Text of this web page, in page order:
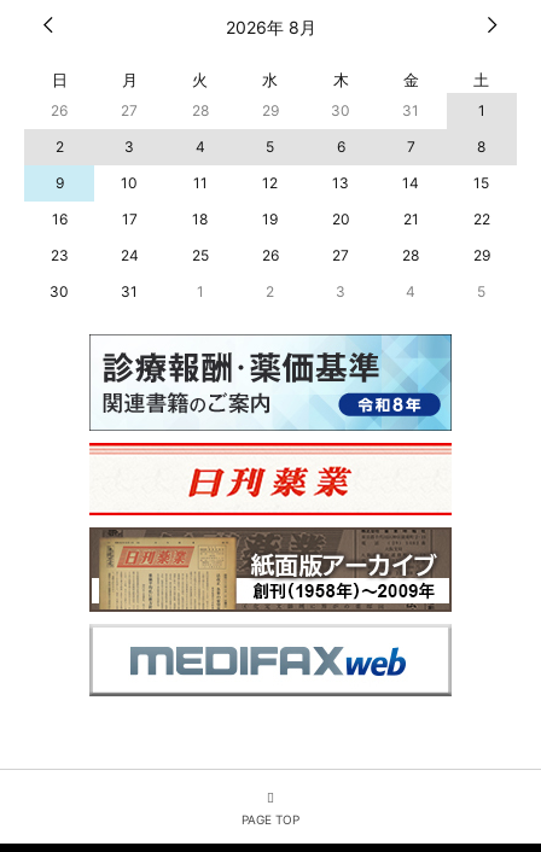
2026年 8月
日 月 火 水 木 金 土
26 27 28 29 30 31
1
2
3 4 5 6 7
8
9
10 11 12 13 14
15
16
17 18 19 20 21
22
23
24 25 26 27 28
29
30
31 1 2 3 4 5
PAGE TOP